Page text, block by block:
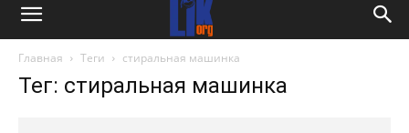
Главная Теги стиральная машинка
Тег: стиральная машинка